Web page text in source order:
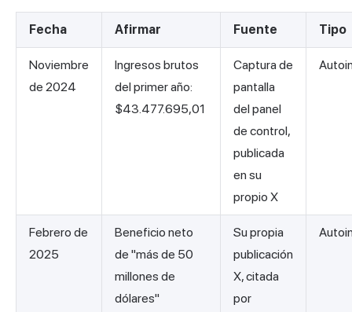
Fecha Afirmar Fuente Tipo
Noviembre
de 2024
Ingresos brutos
del primer año:
$43.477.695,01
Captura de
pantalla
del panel
de control,
publicada
en su
propio X
Febrero de
2025
Beneficio neto
de "más de 50
millones de
dólares"
Su propia
publicación
X, citada
por